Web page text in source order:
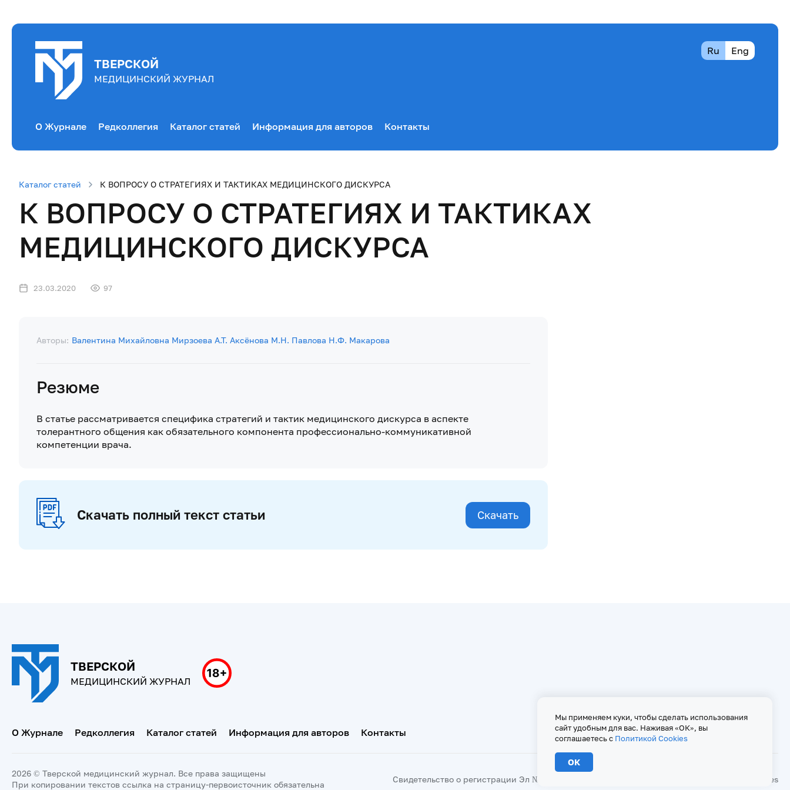
ТВЕРСКОЙ
МЕДИЦИНСКИЙ ЖУРНАЛ
Ru Eng
О Журнале Редколлегия Каталог статей Информация для авторов Контакты
Каталог статей К ВОПРОСУ О СТРАТЕГИЯХ И ТАКТИКАХ МЕДИЦИНСКОГО ДИСКУРСА
К ВОПРОСУ О СТРАТЕГИЯХ И ТАКТИКАХ
МЕДИЦИНСКОГО ДИСКУРСА
23.03.2020 97
Авторы: Валентина Михайловна Мирзоева А.Т. Аксёнова М.Н. Павлова Н.Ф. Макарова
Резюме
В статье рассматривается специфика стратегий и тактик медицинского дискурса в аспекте
толерантного общения как обязательного компонента профессионально-коммуникативной
компетенции врача.
Скачать полный текст статьи Скачать
ТВЕРСКОЙ
МЕДИЦИНСКИЙ ЖУРНАЛ
О Журнале Редколлегия Каталог статей Информация для авторов Контакты
2026 © Тверской медицинский журнал. Все права защищены
При копировании текстов ссылка на страницу-первоисточник обязательна
Свидетельство о регистрации Эл № ФС 77 - 67146 от 16 сентября 2016 г Политика Cookies
Мы применяем куки, чтобы сделать использования
сайт удобным для вас. Наживая «ОК», вы
соглашаетесь с Политикой Cookies
ОК